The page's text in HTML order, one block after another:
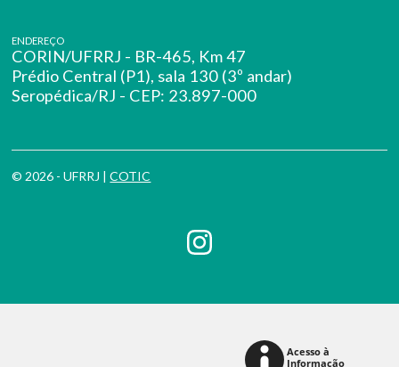
ENDEREÇO
CORIN/UFRRJ - BR-465, Km 47
Prédio Central (P1), sala 130 (3º andar)
Seropédica/RJ - CEP: 23.897-000
© 2026 - UFRRJ |COTIC